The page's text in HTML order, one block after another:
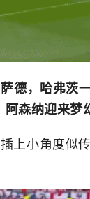
德，哈弗茨
森纳迎来梦
上小角度似